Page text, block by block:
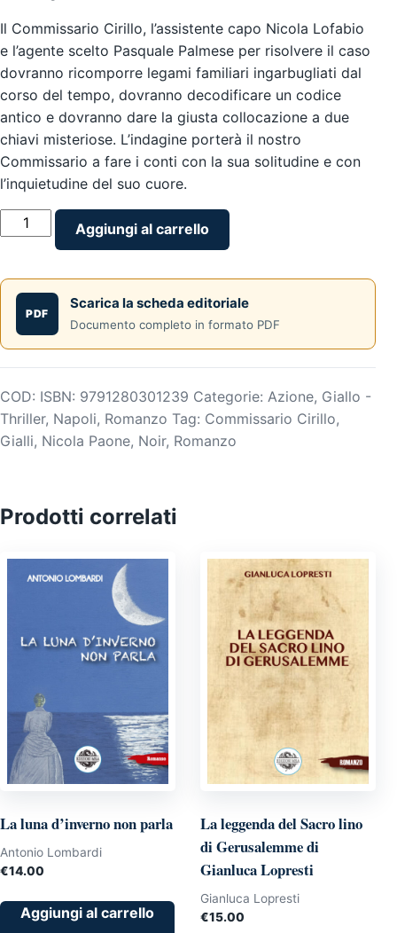
Il Commissario Cirillo, l’assistente capo Nicola Lofabio
e l’agente scelto Pasquale Palmese per risolvere il caso
dovranno ricomporre legami familiari ingarbugliati dal
corso del tempo, dovranno decodificare un codice
antico e dovranno dare la giusta collocazione a due
chiavi misteriose. L’indagine porterà il nostro
Commissario a fare i conti con la sua solitudine e con
l’inquietudine del suo cuore.
mistero
Maronti
Un
nuovo
caso
per
il
Commissario
di
Nicola
quantità
Aggiungi al carrello
PDF
Scarica la scheda editoriale
Documento completo in formato PDF
COD: ISBN: 9791280301239 Categorie: Azione, Giallo -
Thriller, Napoli, Romanzo Tag: Commissario Cirillo,
Gialli, Nicola Paone, Noir, Romanzo
Prodotti correlati
La luna d’inverno non parla
Antonio Lombardi
€14.00
Aggiungi al carrello
La leggenda del Sacro lino
di Gerusalemme di
Gianluca Lopresti
Gianluca Lopresti
€15.00